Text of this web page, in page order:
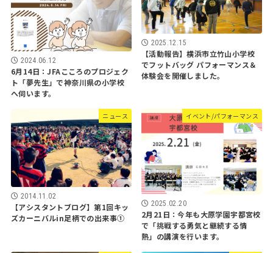
2024.06.12
6月14日：JFAこころのプロジェク
ト「夢先生」で神奈川県の小学校
へ伺います。
2025.12.15
【活動報告】横浜市立竹山小学校
でフットバッグ パフォーマンス＆
体験会を開催しました。
ニュース
2014.11.02
【アシスタントブログ】第1回キッ
ズカーニバルin足柄での出来事①
イベント/パフォーマンス
2025.02.20
2月21日：今年も大原学園宇都宮校
で「挑戦する勇気と継続する情
熱」の講演を行います。